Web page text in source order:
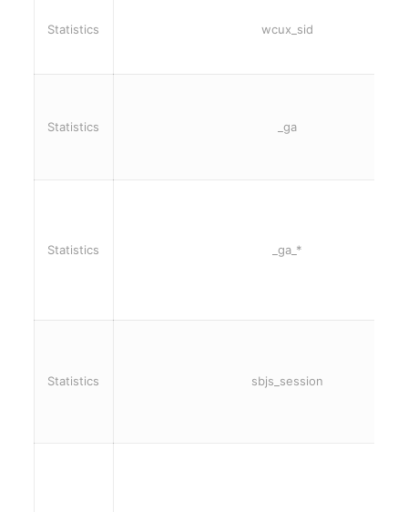
Statistics wcux_sid
Statistics _ga
Statistics _ga_*
Statistics sbjs_session